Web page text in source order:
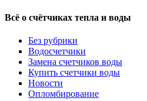
Всё о счётчиках тепла и воды
Без рубрики
Водосчетчики
Замена счетчиков воды
Купить счетчики воды
Новости
Опломбирование